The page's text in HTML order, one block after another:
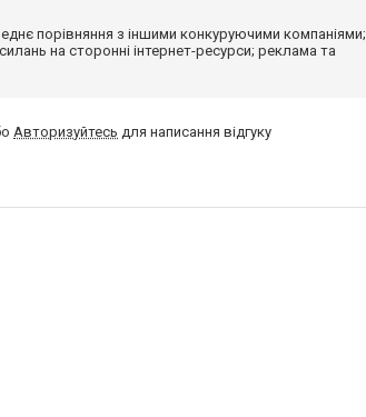
порівняння з іншими конкуруючими компаніями;
на сторонні інтернет-ресурси; реклама та
Авторизуйтесь для написання відгуку